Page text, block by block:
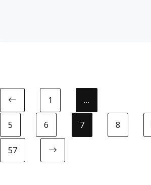
Previous page
1 …
5 6 7 8
57